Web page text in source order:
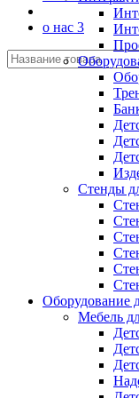
о нас 3
Стенды
Оборудование
Мебель